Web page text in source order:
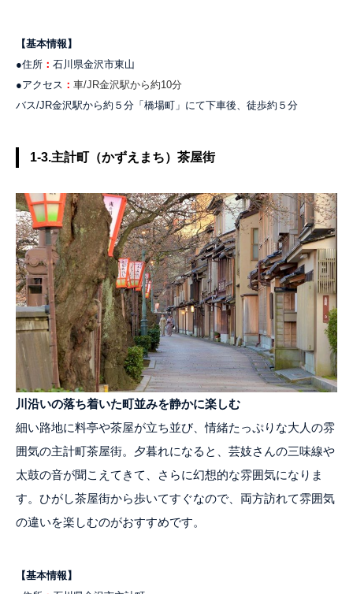
【基本情報】
●住所 ： 石川県金沢市東山
●アクセス ： 車/JR金沢駅から約10分
バス/JR金沢駅から約５分「橋場町」にて下車後、徒歩約５分
1-3.主計町（かずえまち）茶屋街
川沿いの落ち着いた町並みを静かに楽しむ
細い路地に料亭や茶屋が立ち並び、情緒たっぷりな大人の雰
囲気の主計町茶屋街。夕暮れになると、芸妓さんの三味線や
太鼓の音が聞こえてきて、さらに幻想的な雰囲気になりま
す。ひがし茶屋街から歩いてすぐなので、両方訪れて雰囲気
の違いを楽しむのがおすすめです。
【基本情報】